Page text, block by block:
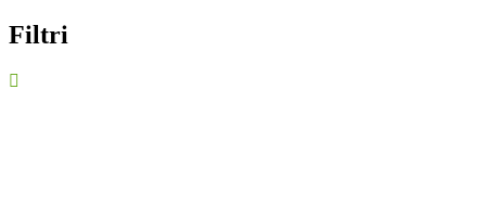
Filtri